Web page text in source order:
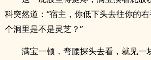
科突然道：“宿主，你低下头去往你的
个洞里是不是灵芝？”
满宝一顿，弯腰探头去看，就见一